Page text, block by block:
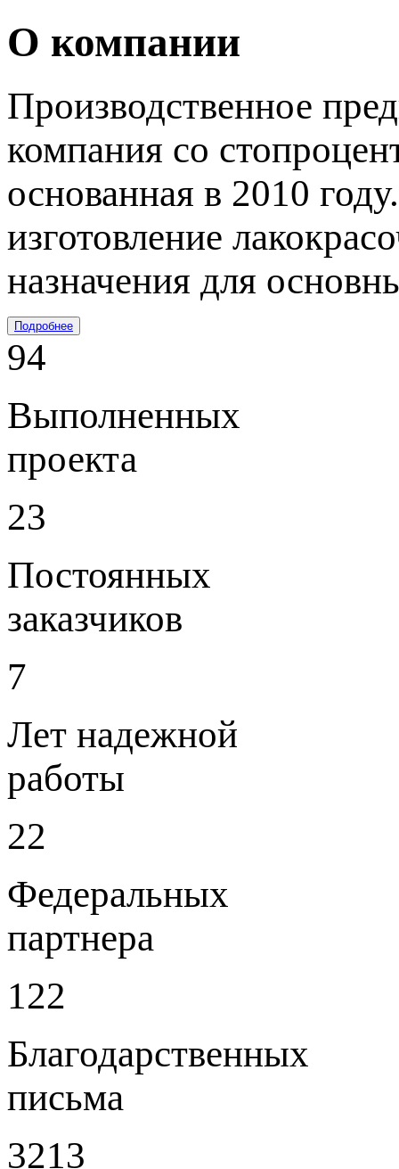
О компании
Производственное
компания со
основанная в 2010
изготовление
назначения для
Подробнее
94
Выполненных
проекта
23
Постоянных
заказчиков
7
Лет надежной
работы
22
Федеральных
партнера
122
Благодарственных
письма
3213